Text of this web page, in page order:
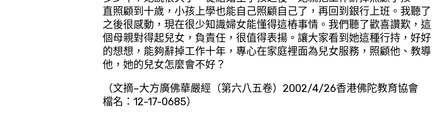
直照顧到十歲，小孩上學也能自己照顧自己了，再回到銀行上班。我聽了
之後很感動，現在很少知識婦女能懂得這樁事情。我們聽了歡喜讚歎，這
個母親對得起兒女，負責任，很值得表揚。讓大家看到她這種行持，好好
的想想，能夠辭掉工作十年，專心在家庭裡面為兒女服務，照顧他、教導
他，她的兒女怎麼會不好？
（文摘–大方廣佛華嚴經（第六八五卷）2002/4/26香港佛陀教育協會
檔名：12-17-0685）